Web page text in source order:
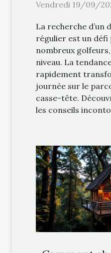
Vendredi 19/09/
La recherche d’un
régulier est un
nombreux
niveau. La
rapidement
journée sur le
casse-tête.
les conseils